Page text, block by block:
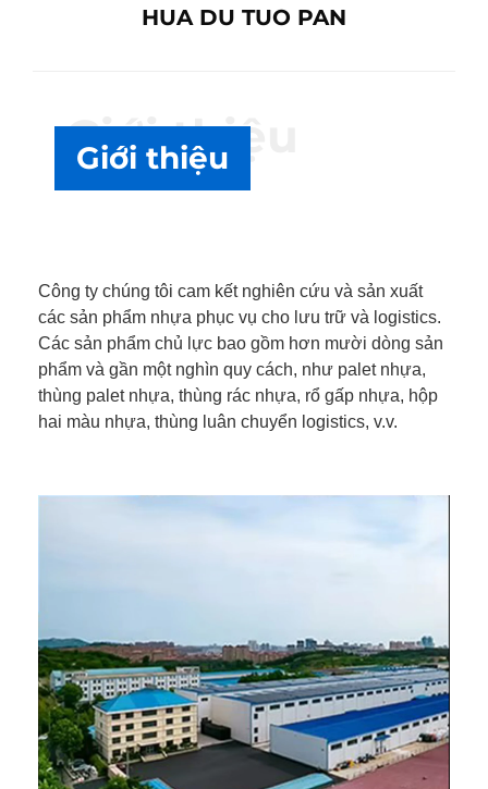
HUA DU TUO PAN
Giới thiệu
Giới thiệu
Công ty chúng tôi cam kết nghiên cứu và sản xuất
các sản phẩm nhựa phục vụ cho lưu trữ và logistics.
Các sản phẩm chủ lực bao gồm hơn mười dòng sản
phẩm và gần một nghìn quy cách, như palet nhựa,
thùng palet nhựa, thùng rác nhựa, rổ gấp nhựa, hộp
hai màu nhựa, thùng luân chuyển logistics, v.v.